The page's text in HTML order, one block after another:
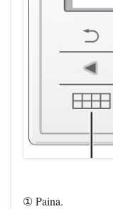
① Paina.